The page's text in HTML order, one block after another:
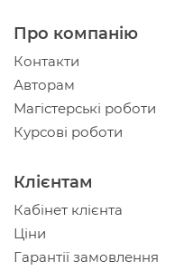
Про компанію
Контакти
Авторам
Магістерські роботи
Курсові роботи
Клієнтам
Кабінет клієнта
Ціни
Гарантії замовлення